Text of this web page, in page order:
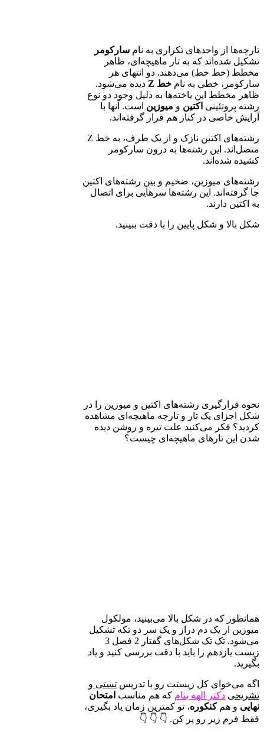
تارچه‌ها از واحدهای تکراری به نام سارکومر
تشکیل شده‌اند که به تار ماهیچه‌ای، ظاهر
مخطط (خط خط) می‌دهند. دو انتهای هر
سارکومر، خطی به نام خط Z
دیده می‌شود.
ظاهر مخطط این یاخته‌ها به دلیل وجود دو نوع
رشته پروتئینی اکتین و میوزین است. آنها با
آرایش خاصی در کنار هم قرار گرفته‌اند.
رشته‌های اکتین نازک و از یک طرف، به خط Z
متصل‌اند. این رشته‌ها به درون سارکومر
کشیده شده‌اند.
رشته‌های میوزین، ضخیم و بین رشته‌های اکتین
جا گرفته‌اند. این رشته‌ها سرهایی برای اتصال
به اکتین دارند.
شکل بالا و شکل پایین را با دقت ببینید.
نحوه قرارگیری رشته‌های اکتین و میوزین را در
شکل اجزای یک تار و تارچه ماهیچه‌ای مشاهده
کردید؟ فکر می‌کنید علت تیره و روشن دیده
شدن این تارهای ماهیچه‌ای چیست؟
همانطور که در شکل بالا می‌بینید، مولکول
میوزین از یک دم دراز و یک سر دو تکه تشکیل
می‌شود. تک تک شکل‌های گفتار 2 فصل 3
زیست یازدهم را باید با دقت بررسی کنید و یاد
بگیرید.
اگه می‌خوای کل زیستت رو با تدریس تستی و
تشریحی دکتر الهه بنام که هم مناسب امتحان
نهایی و همکنکوره، تو کمترین زمان یاد بگیری،
فقط فرم زیر رو پر کن. 👇 👇 👇